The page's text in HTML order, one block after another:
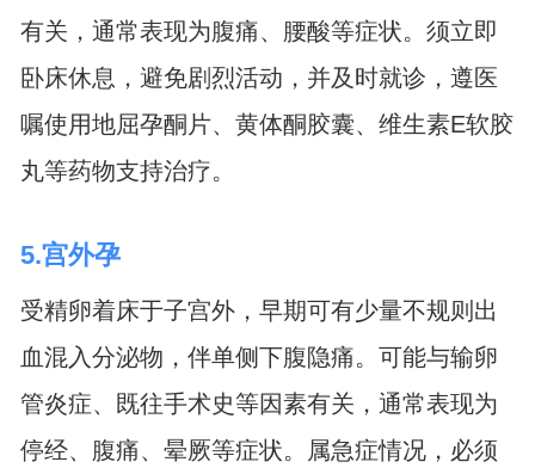
有关，通常表现为腹痛、腰酸等症状。须立即
卧床休息，避免剧烈活动，并及时就诊，遵医
嘱使用地屈孕酮片、黄体酮胶囊、维生素E软胶
丸等药物支持治疗。
5.宫外孕
受精卵着床于子宫外，早期可有少量不规则出
血混入分泌物，伴单侧下腹隐痛。可能与输卵
管炎症、既往手术史等因素有关，通常表现为
停经、腹痛、晕厥等症状。属急症情况，必须